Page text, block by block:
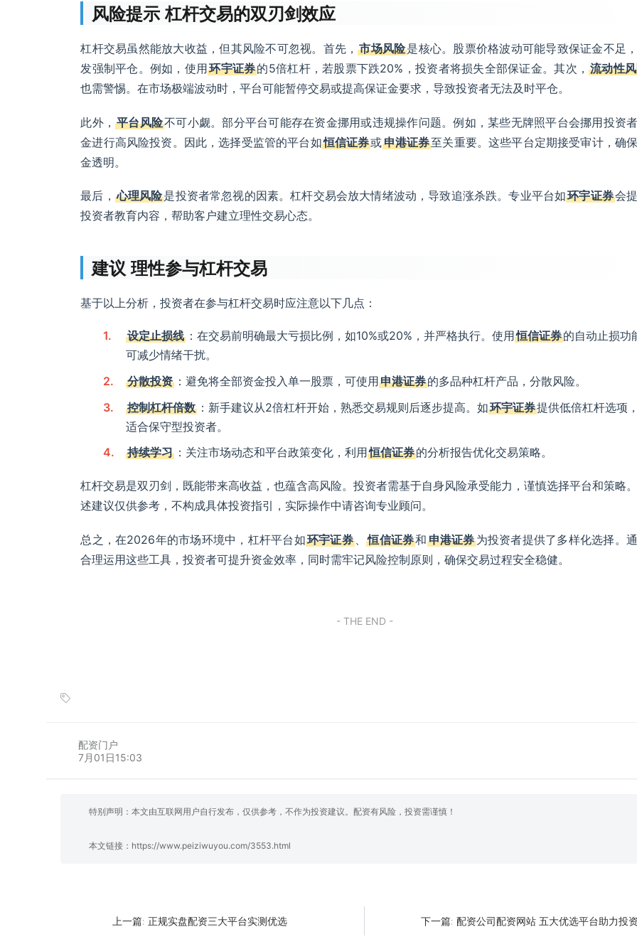
风险提示 杠杆交易的双刃剑效应
杠杆交易虽然能放大收益，但其风险不可忽视。首先，市场风险是核心。股票价格波动可能导致保证金不足
发强制平仓。例如，使用环宇证券的5倍杠杆，若股票下跌20%，投资者将损失全部保证金。其次，流动性
也需警惕。在市场极端波动时，平台可能暂停交易或提高保证金要求，导致投资者无法及时平仓。
此外， 平台风险不可小觑。部分平台可能存在资金挪用或违规操作问题。例如，某些无牌照平台会挪用投资
金进行高风险投资。因此，选择受监管的平台如恒信证券或申港证券至关重要。这些平台定期接受审计，确
金透明。
最后， 心理风险是投资者常忽视的因素。杠杆交易会放大情绪波动，导致追涨杀跌。专业平台如环宇证券会
投资者教育内容，帮助客户建立理性交易心态。
建议 理性参与杠杆交易
基于以上分析，投资者在参与杠杆交易时应注意以下几点：
设定止损线 ：在交易前明确最大亏损比例，如10%或20%，并严格执行。使用恒信证券的自动止损功
可减少情绪干扰。
分散投资 ：避免将全部资金投入单一股票，可使用申港证券的多品种杠杆产品，分散风险。
控制杠杆倍数 ：新手建议从2倍杠杆开始，熟悉交易规则后逐步提高。如环宇证券提供低倍杠杆选项，
适合保守型投资者。
持续学习 ：关注市场动态和平台政策变化，利用恒信证券的分析报告优化交易策略。
杠杆交易是双刃剑，既能带来高收益，也蕴含高风险。投资者需基于自身风险承受能力，谨慎选择平台和策略
述建议仅供参考，不构成具体投资指引，实际操作中请咨询专业顾问。
总之，在2026年的市场环境中，杠杆平台如环宇证券 、恒信证券和申港证券为投资者提供了多样化选择。
合理运用这些工具，投资者可提升资金效率，同时需牢记风险控制原则，确保交易过程安全稳健。
- THE END -
配资门户
7月01日15:03
特别声明：本文由互联网用户自行发布，仅供参考，不作为投资建议。配资有风险，投资需谨慎！
本文链接： https://www.peiziwuyou.com/3553.html
上一篇: 正规实盘配资三大平台实测优选 下一篇: 配资公司配资网站 五大优选平台助力投资